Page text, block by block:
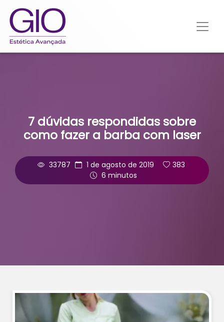
7 dúvidas respondidas sobre
como fazer a barba com laser
33787 1 de agosto de 2019
383
6 minutos